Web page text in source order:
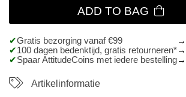
ADD TO BAG
Gratis bezorging vanaf €99
100 dagen bedenktijd, gratis retourneren*
Spaar AttitudeCoins met iedere bestelling
Artikelinformatie